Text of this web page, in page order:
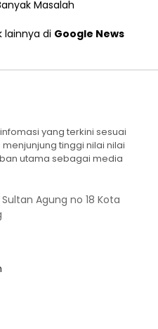
Masalah
lainnya di Google News
yang terkini sesuai
tinggi nilai nilai
utama sebagai media
Agung no 18 Kota